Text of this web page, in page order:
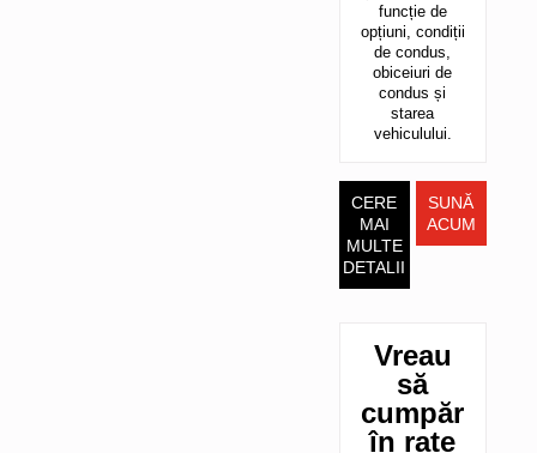
funcție de
opțiuni, condiții
de condus,
obiceiuri de
condus și
starea
vehiculului.
CERE
MAI
MULTE
DETALII
SUNĂ
ACUM
Vreau
să
cumpăr
în rate